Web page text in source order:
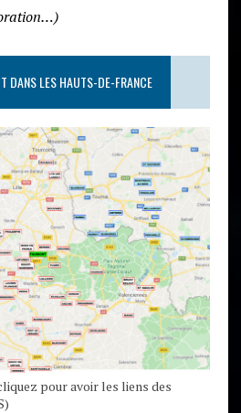
DANS LES HAUTS-DE-FRANCE
pour avoir les liens des